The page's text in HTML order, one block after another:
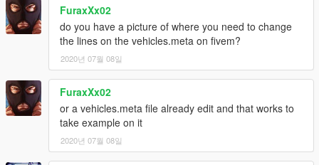
FuraxXx02
do you have a picture of where you need to change
the lines on the vehicles.meta on fivem?
2020년 07월 08일
FuraxXx02
or a vehicles.meta file already edit and that works to
take example on it
2020년 07월 08일